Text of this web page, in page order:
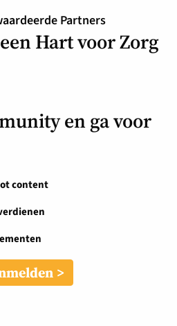
Partners
Hart voor Zorg
en ga voor
content